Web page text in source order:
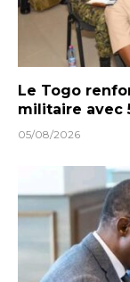
Le Togo
militaire avec
05/08/2026